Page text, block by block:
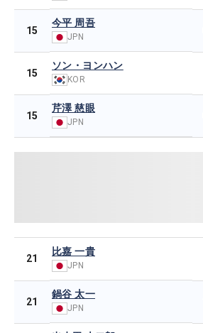
15
今平 周吾
JPN
15
ソン・ヨンハン
KOR
15
芹澤 慈眼
JPN
21
比嘉 一貴
JPN
21
鍋谷 太一
JPN